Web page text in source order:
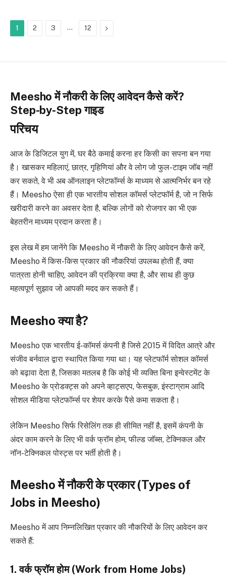
1 2 3 … 12 Next
Meesho में नौकरी के लिए आवेदन कैसे करें?
Step-by-Step गाइड
परिचय
आज के डिजिटल युग में, घर बैठे कमाई करना हर किसी का सपना बन गया
है। खासकर महिलाएं, छात्र, गृहिणियां और वे लोग जो फुल-टाइम जॉब नहीं
कर सकते, वे भी अब ऑनलाइन प्लेटफॉर्म्स के माध्यम से आत्मनिर्भर बन रहे
हैं। Meesho ऐसा ही एक भारतीय सोशल कॉमर्स प्लेटफॉर्म है, जो न सिर्फ
खरीदारी करने का अवसर देता है, बल्कि लोगों को रोजगार का भी एक
बेहतरीन माध्यम प्रदान करता है।
इस लेख में हम जानेंगे कि Meesho में नौकरी के लिए आवेदन कैसे करें,
Meesho में किस-किस प्रकार की नौकरियां उपलब्ध होती हैं, क्या
पात्रता होनी चाहिए, आवेदन की प्रक्रिया क्या है, और साथ ही कुछ
महत्वपूर्ण सुझाव जो आपकी मदद कर सकते हैं।
Meesho क्या है?
Meesho एक भारतीय ई-कॉमर्स कंपनी है जिसे 2015 में विदित आत्रे और
संजीव बर्नवाल द्वारा स्थापित किया गया था। यह प्लेटफॉर्म सोशल कॉमर्स
को बढ़ावा देता है, जिसका मतलब है कि कोई भी व्यक्ति बिना इन्वेस्टमेंट के
Meesho के प्रोडक्ट्स को अपने व्हाट्सएप, फेसबुक, इंस्टाग्राम आदि
सोशल मीडिया प्लेटफॉर्म्स पर शेयर करके पैसे कमा सकता है।
लेकिन Meesho सिर्फ रिसेलिंग तक ही सीमित नहीं है, इसमें कंपनी के
अंदर काम करने के लिए भी वर्क फ्रॉम होम, फील्ड जॉब्स, टेक्निकल और
नॉन-टेक्निकल पोस्ट्स पर भर्ती होती है।
Meesho में नौकरी के प्रकार (Types of
Jobs in Meesho)
Meesho में आप निम्नलिखित प्रकार की नौकरियों के लिए आवेदन कर
सकते हैं:
1. वर्क फ्रॉम होम (Work from Home Jobs)